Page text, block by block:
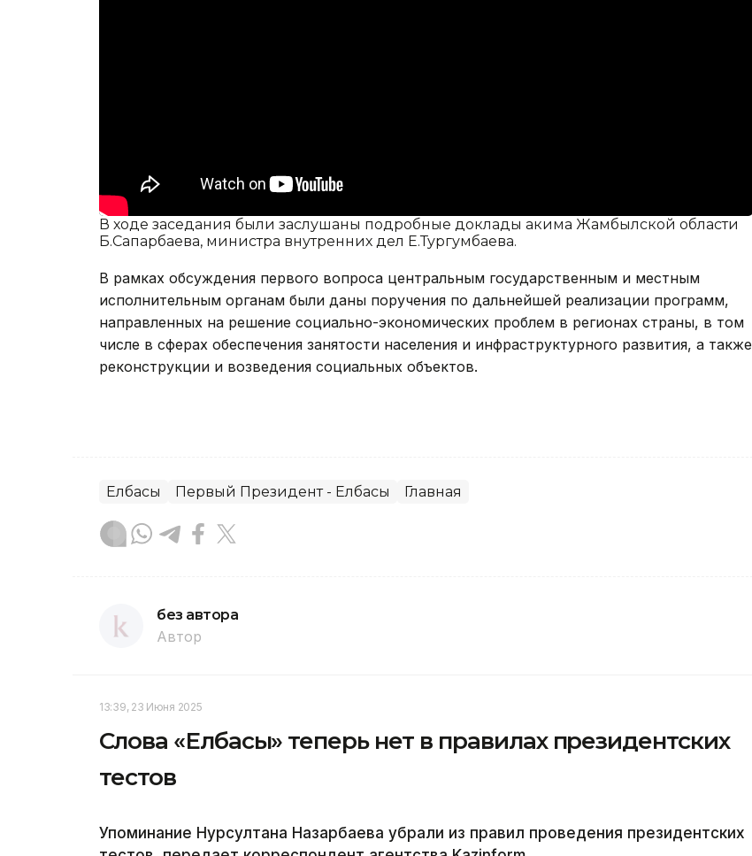
В ходе заседания были заслушаны подробные доклады акима Жамбылской области
Б.Сапарбаева, министра внутренних дел Е.Тургумбаева.
В рамках обсуждения первого вопроса центральным государственным и местным
исполнительным органам были даны поручения по дальнейшей реализации программ,
направленных на решение социально-экономических проблем в регионах страны, в том
числе в сферах обеспечения занятости населения и инфраструктурного развития, а также
реконструкции и возведения социальных объектов.
Елбасы Первый Президент - Елбасы Главная
без автора
Автор
13:39, 23 Июня 2025
Слова «Елбасы» теперь нет в правилах президентских
тестов
Упоминание Нурсултана Назарбаева убрали из правил проведения президентских